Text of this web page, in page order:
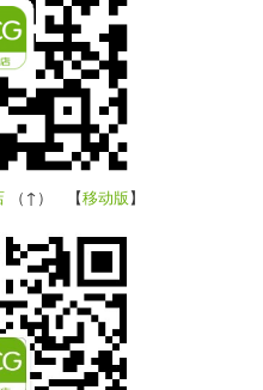
（↑） 【移动版】